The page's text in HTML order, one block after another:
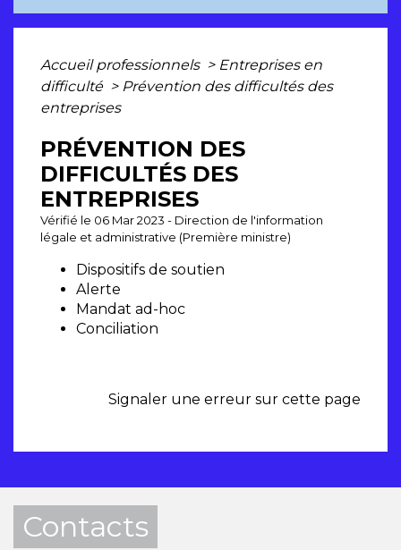
Accueil professionnels > Entreprises en
difficulté > Prévention des difficultés des
entreprises
PRÉVENTION DES
DIFFICULTÉS DES
ENTREPRISES
Vérifié le 06 Mar 2023 - Direction de l'information
légale et administrative (Première ministre)
Dispositifs de soutien
Alerte
Mandat ad-hoc
Conciliation
Signaler une erreur sur cette page
Contacts